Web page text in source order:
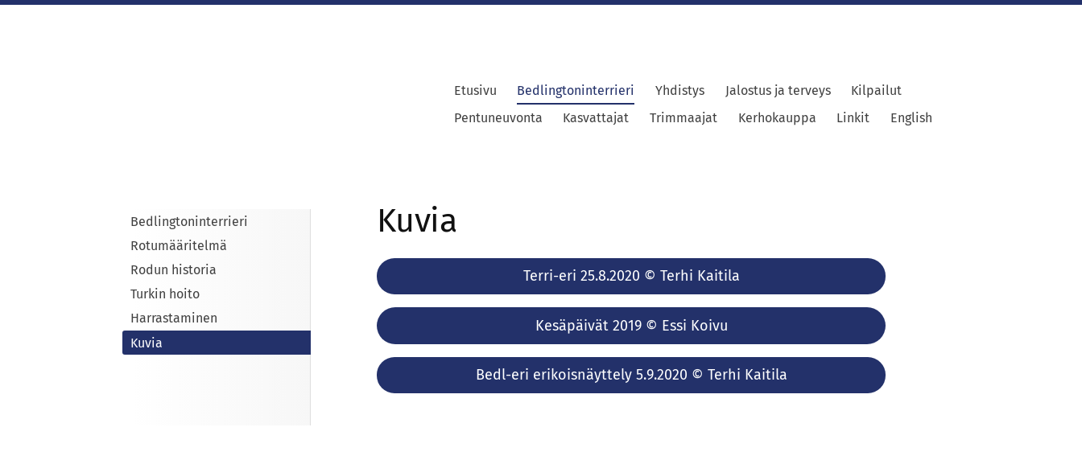
Etusivu Bedlingtoninterrieri Yhdistys Jalostus ja terveys
Kilpailut
Pentuneuvonta
Kasvattajat Trimmaajat Kerhokauppa Linkit English
Bedlingtoninterrieri
Rotumääritelmä
Rodun historia
Turkin hoito
Harrastaminen
Kuvia
Kuvia
Terri-eri 25.8.2020 © Terhi Kaitila
Kesäpäivät 2019 © Essi Koivu
​Bedl-eri erikoisnäyttely 5.9.2020 ​© Terhi Kaitila